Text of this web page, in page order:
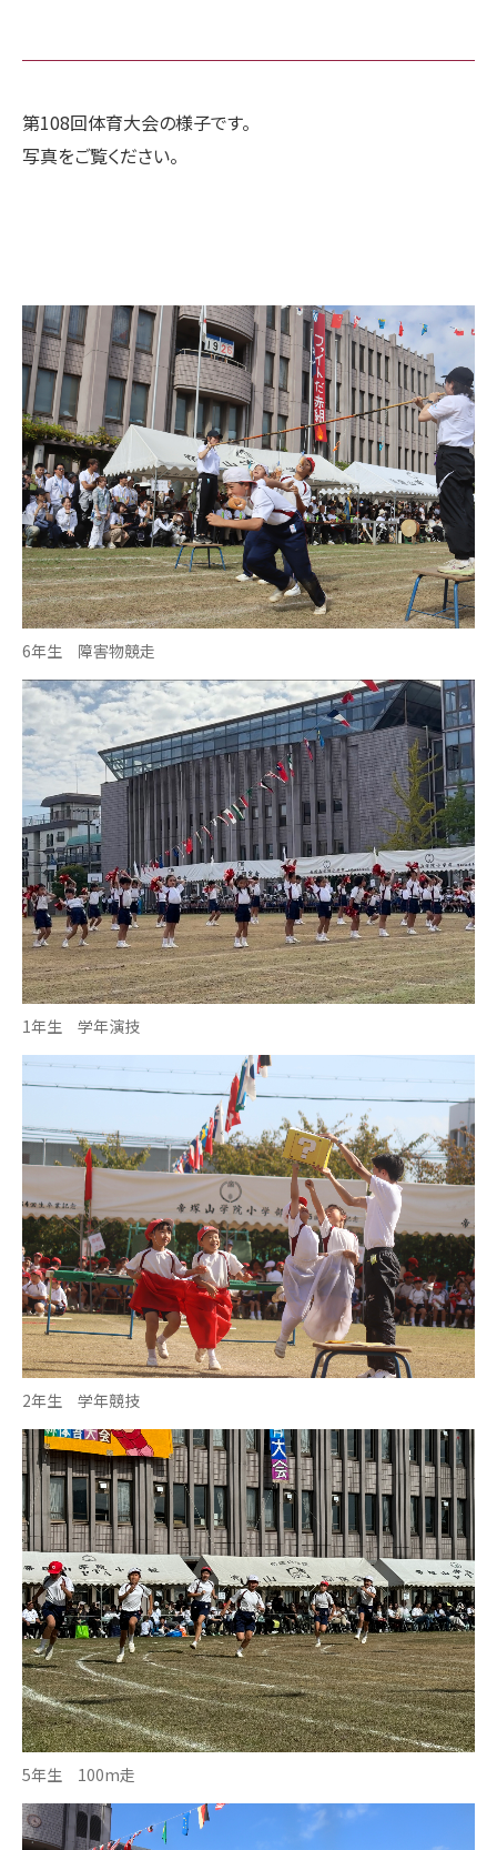
第108回体育大会の様子です。
写真をご覧ください。
6年生 障害物競走
1年生 学年演技
2年生 学年競技
5年生 100m走